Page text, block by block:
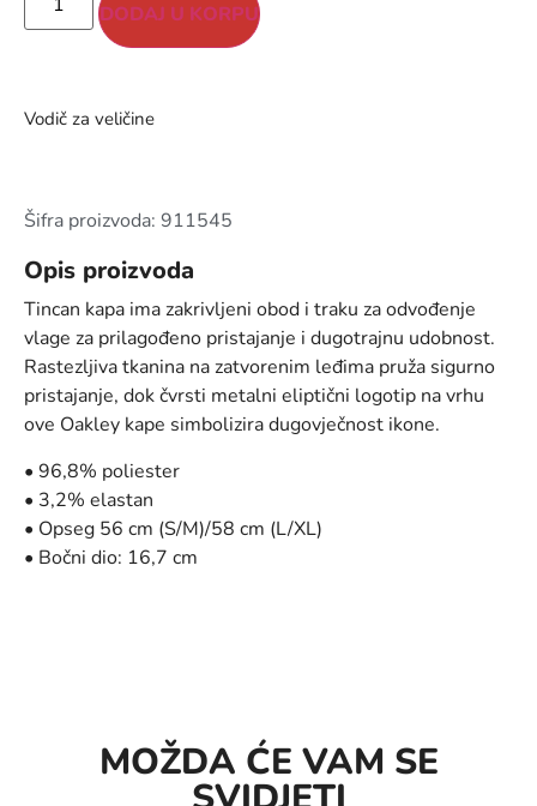
DODAJ U KORPU
Vodič za veličine
Šifra proizvoda: 911545
Opis proizvoda
Tincan kapa ima zakrivljeni obod i traku za odvođenje
vlage za prilagođeno pristajanje i dugotrajnu udobnost.
Rastezljiva tkanina na zatvorenim leđima pruža sigurno
pristajanje, dok čvrsti metalni eliptični logotip na vrhu
ove Oakley kape simbolizira dugovječnost ikone.
• 96,8% poliester
• 3,2% elastan
• Opseg 56 cm (S/M)/58 cm (L/XL)
• Bočni dio: 16,7 cm
MOŽDA ĆE VAM SE